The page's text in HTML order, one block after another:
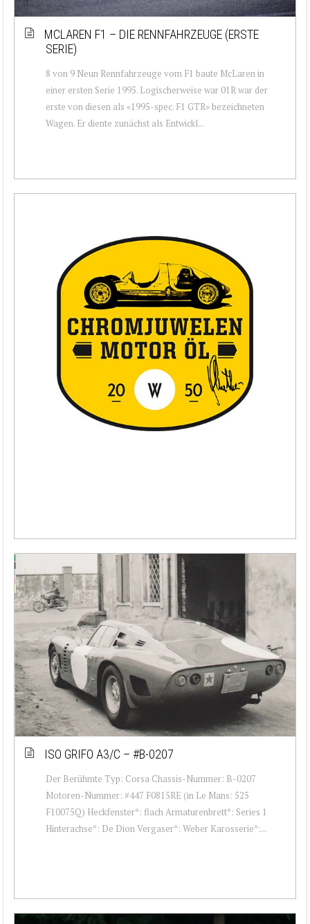
MCLAREN F1 – DIE RENNFAHRZEUGE (ERSTE
SERIE)
8 von 9 Neun Rennfahrzeuge vom F1 baute McLaren in
einer ersten Serie 1995. Logischerweise war 01R war der
erste von diesen als «1995-spec. F1 GTR» bezeichneten
Wagen. Er diente zunächst als Entwickl...
ISO GRIFO A3/C – #B-0207
Der Berühmte Typ: Corsa Chassis-Nummer: B-0207
Motoren-Nummer: #447 F0815RE (in Le Mans: 525
F10075Q) Heckfenster*: flach Armaturenbrett*: Series 1
Hinterachse*: De Dion Vergaser*: Weber Karosserie*:...